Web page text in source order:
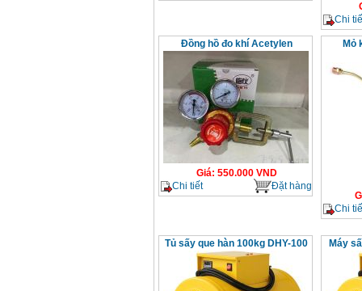
Chi
Đồng hồ đo khí Acetylen
Giá: 550.000VND
Chi tiết
Đặt hàng
Mỏ
Chi
Tủ sấy que hàn 100kg DHY-100 Máy